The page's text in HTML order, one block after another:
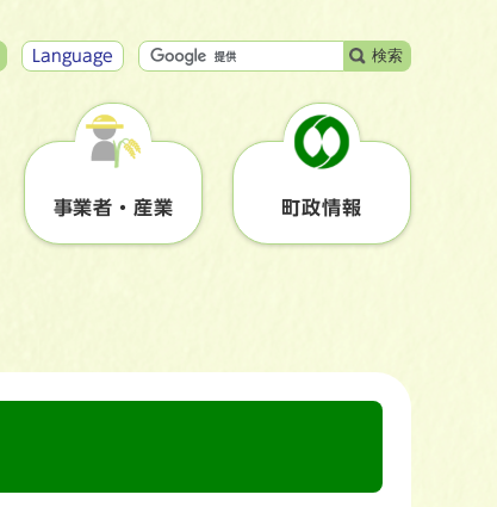
Language 検索
事業者・産業 町政情報